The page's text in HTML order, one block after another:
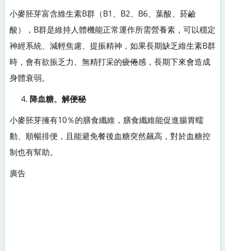
小麥胚芽富含維生素B群（B1、B2、B6、葉酸、菸鹼
酸），B群是維持人體機能正常運作所需營養素，可以穩定
神經系統、減輕焦慮、提振精神，如果長期缺乏維生素B群
時，會有欲振乏力、無精打采的疲倦感，長期下來會造成
身體衰弱。
降血糖、解便秘
小麥胚芽擁有10％的膳食纖維，膳食纖維能促進腸胃蠕
動、順暢排便，且能避免餐後血糖突然飆高，對於血糖控
制也有幫助。
廣告